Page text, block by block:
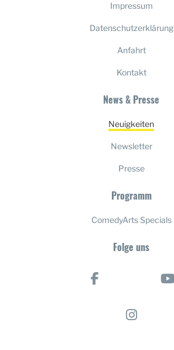
Impressum
Datenschutzerklärung
Anfahrt
Kontakt
News & Presse
Neuigkeiten
Newsletter
Presse
Programm
ComedyArts Specials
Folge uns